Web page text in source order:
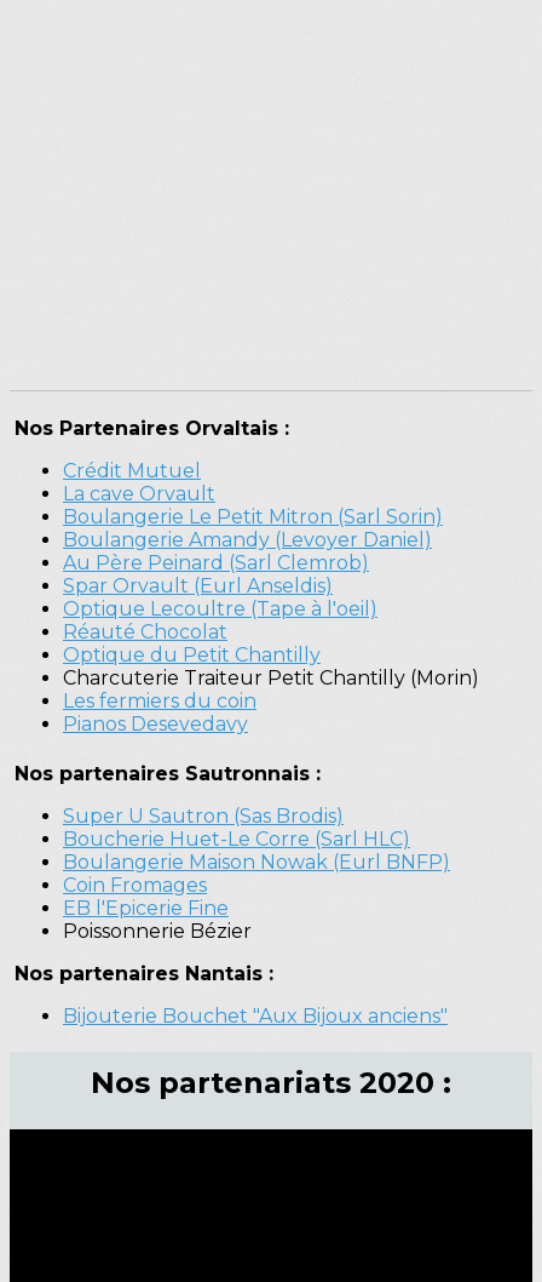
Nos Partenaires Orvaltais :
Crédit Mutuel
La cave Orvault
Boulangerie Le Petit Mitron (Sarl Sorin)
Boulangerie Amandy (Levoyer Daniel)
Au Père Peinard (Sarl Clemrob)
Spar Orvault (Eurl Anseldis)
Optique Lecoultre (Tape à l'oeil)
Réauté Chocolat
Optique du Petit Chantilly
Charcuterie Traiteur Petit Chantilly (Morin)
Les fermiers du coin
Pianos Desevedavy
Nos partenaires Sautronnais :
Super U Sautron (Sas Brodis)
Boucherie Huet-Le Corre (Sarl HLC)
Boulangerie Maison Nowak (Eurl BNFP)
Coin Fromages
EB l'Epicerie Fine
Poissonnerie Bézier
Nos partenaires Nantais :
Bijouterie Bouchet "Aux Bijoux anciens"
Nos partenariats 2020 :